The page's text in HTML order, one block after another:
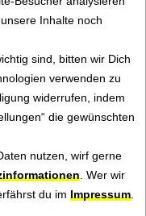
Inhalte noch
sind, bitten wir Dich
verwenden zu
widerrufen, indem
die gewünschten
nutzen, wirf gerne
. Wer wir
du im Impressum
rund um
Kundenservice.
UNS AN!